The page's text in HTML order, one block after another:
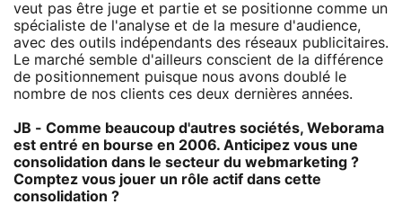
veut pas être juge et partie et se positionne comme un
spécialiste de l'analyse et de la mesure d'audience,
avec des outils indépendants des réseaux publicitaires.
Le marché semble d'ailleurs conscient de la différence
de positionnement puisque nous avons doublé le
nombre de nos clients ces deux dernières années.
JB - Comme beaucoup d'autres sociétés, Weborama
est entré en bourse en 2006. Anticipez vous une
consolidation dans le secteur du webmarketing ?
Comptez vous jouer un rôle actif dans cette
consolidation ?